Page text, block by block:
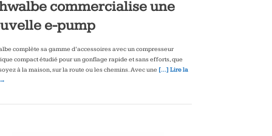
commercialise une
e-pump
complète sa gamme d’accessoires avec un compresseur
compact étudié pour un gonflage rapide et sans efforts, que
à la maison, sur la route ou les chemins. Avec une […] Lire la